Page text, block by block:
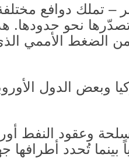
– تملك دوافع
نحو حدودها.
الضغط الأممي
وبعض الدول
وعقود النفط
بينما تُحدد